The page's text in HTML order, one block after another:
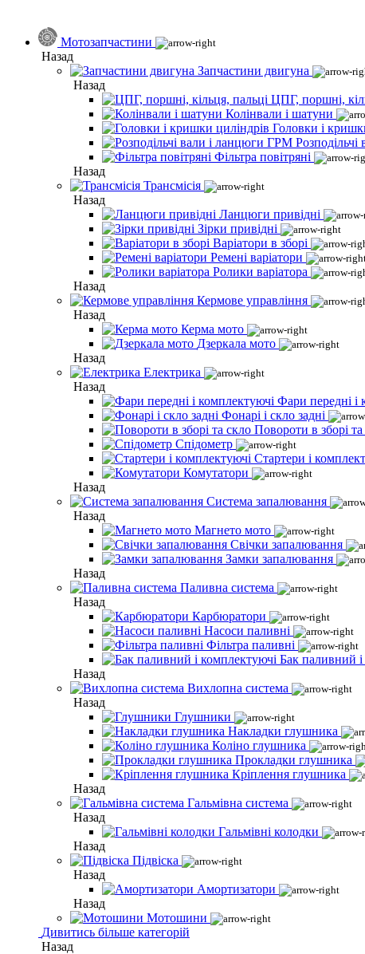
Мотозапчастини
Назад
Запчастини двигуна
Назад
ЦПГ, поршні,
Колінвали і шатуни
Головки і
Фільтра повітряні
Назад
Трансмісія
Назад
Ланцюги привідні
Зірки привідні
Варіатори в зборі
Ремені варіатори
Ролики варіатора
Назад
Кермове управління
Назад
Керма мото
Дзеркала мото
Назад
Електрика
Назад
Фари передні і
Фонарі і скло задні
Повороти в зборі
Спідометр
Стартери і
Комутатори
Назад
Система запалювання
Назад
Магнето мото
Свічки запалювання
Замки запалювання
Назад
Паливна система
Назад
Карбюратори
Насоси паливні
Фільтра паливні
Бак паливний
Назад
Вихлопна система
Назад
Глушники
Накладки глушника
Коліно глушника
Прокладки глушника
Кріплення глушника
Назад
Гальмівна система
Назад
Гальмівні колодки
Назад
Підвіска
Назад
Амортизатори
Назад
Мотошини
Дивитись більше категорій
Назад